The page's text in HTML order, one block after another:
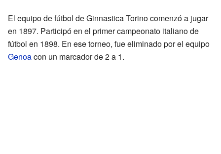
El equipo de fútbol de Ginnastica Torino comenzó a jugar
en 1897. Participó en el primer campeonato italiano de
fútbol en 1898. En ese torneo, fue eliminado por el equipo
Genoacon un marcador de 2 a 1.